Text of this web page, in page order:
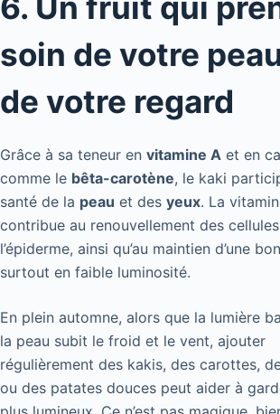
soin de votre
de votre regard
Grâce à sa teneur en vitamine A et en
comme le bêta-carotène, le kaki
santé de la peau et des yeux. La
contribue au renouvellement des
l’épiderme, ainsi qu’au maintien d’une
surtout en faible luminosité.
En plein automne, alors que la lumière
la peau subit le froid et le vent, ajouter
régulièrement des kakis, des carottes,
ou des patates douces peut aider à